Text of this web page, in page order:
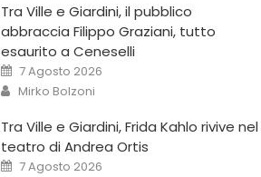
Tra Ville e Giardini, il pubblico
abbraccia Filippo Graziani, tutto
esaurito a Ceneselli
7 Agosto 2026
Mirko Bolzoni
Tra Ville e Giardini, Frida Kahlo rivive nel
teatro di Andrea Ortis
7 Agosto 2026